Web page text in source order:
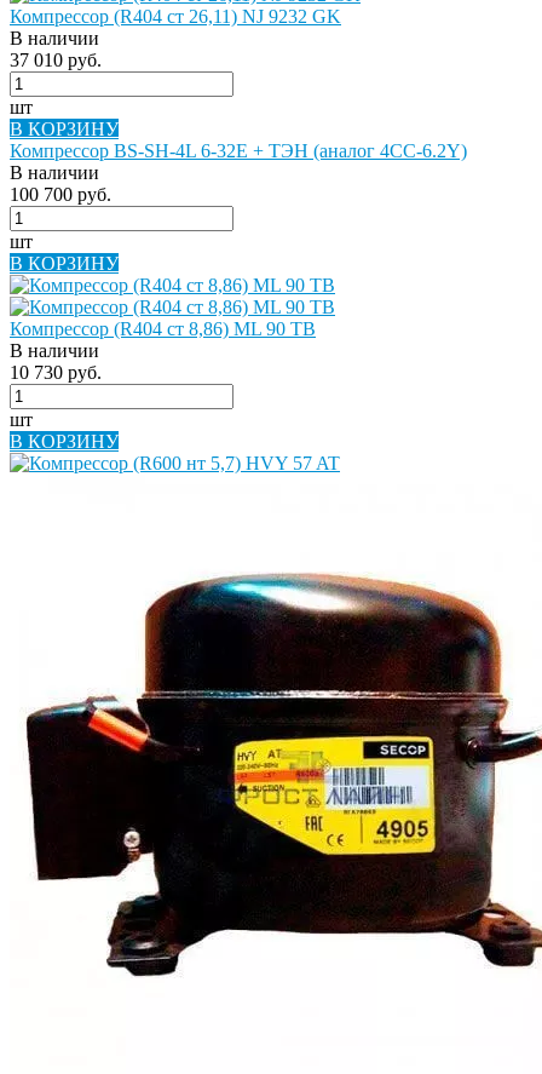
Компрессор (R404 ст 26,11) NJ 9232 GK
В наличии
37 010 руб.
шт
В КОРЗИНУ
Компрессор BS-SH-4L 6-32E + ТЭН (аналог 4CC-6.2Y)
В наличии
100 700 руб.
шт
В КОРЗИНУ
Компрессор (R404 ст 8,86) ML 90 TB
В наличии
10 730 руб.
шт
В КОРЗИНУ